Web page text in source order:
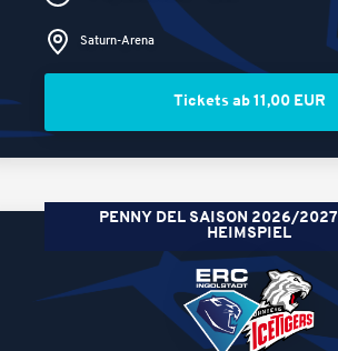
Saturn-Arena
Tickets ab 11,00 EUR
PENNY DEL SAISON 2026/2027
HEIMSPIEL